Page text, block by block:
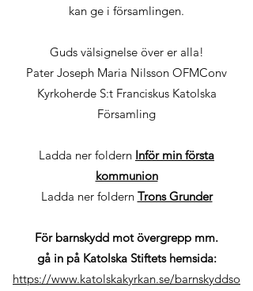
kan ge i församlingen.
Guds välsignelse över er alla!
Pater Joseph Maria Nilsson OFMConv
Kyrkoherde S:t Franciskus Katolska
Församling
Ladda ner foldern Inför min första
kommunion
Ladda ner foldern Trons Grunder
För barnskydd mot övergrepp mm.
gå in på Katolska Stiftets hemsida:
https://www.katolskakyrkan.se/barnskyddso